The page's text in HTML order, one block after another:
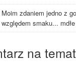
Moim zdaniem jedno z
względem smaku...
na